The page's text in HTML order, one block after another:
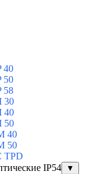
40
50
58
30
40
50
40
50
TPD
IP54
▼